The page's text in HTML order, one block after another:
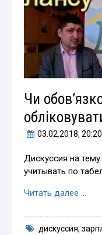
Чи
03.02.2018, 20:20
Дискуссия на
учитывать по
Читать далее …
дискуссия,